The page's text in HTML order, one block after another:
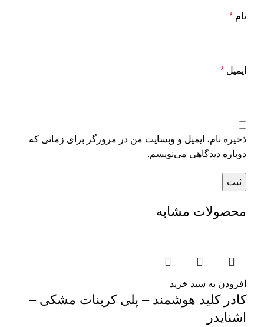
نام *
ایمیل *
ذخیره نام، ایمیل و وبسایت من در مرورگر برای زمانی که
دوباره دیدگاهی می‌نویسم.
محصولات مشابه
افزودن به سبد خرید
کادر کلید هوشمند – پلی کربنات مشکی –
اشنایدر